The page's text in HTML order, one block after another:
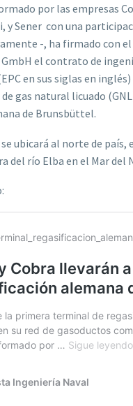
por las empresas
y Sener  con una
-, ha firmado con
el contrato de
en sus siglas en
gas natural licuado
de Brunsbüttel.
ubicará al norte de país,
del río Elba en el Mar